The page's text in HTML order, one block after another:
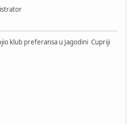
klub preferansa u Jagodini Cupriji